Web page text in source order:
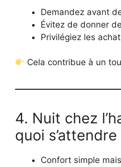
Demandez avant
Évitez de donner
Privilégiez les
Cela contribue à un
4. Nuit chez
quoi s’attendre
Confort simple